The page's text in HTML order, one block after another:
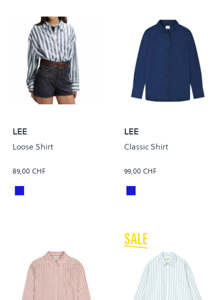
LEE
Loose Shirt
89,00 CHF
Colour
RIVET NAVY
LEE
Classic Shirt
99,00 CHF
Colour
SUNSET RIDE